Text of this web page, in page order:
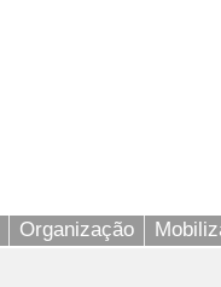
Organização